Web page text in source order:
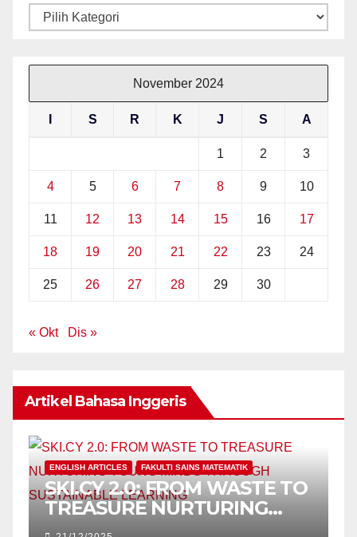
Kategori
November 2024
S R K J S A
1 2 3
4 5 6 7 8 9 10
11 12 13 14 15 16 17
18 19 20 21 22 23 24
25 26 27 28 29 30
« Okt Dis »
Artikel Bahasa Inggeris
ENGLISH ARTICLES FAKULTI SAINS MATEMATIK
SKI.CY 2.0: FROM WASTE TO
TREASURE NURTURING
YOUNG MINDS THROUGH